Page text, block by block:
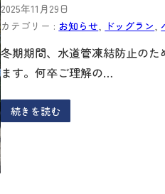
2025年11月29日
カテゴリー : お知らせ ドッグラン
冬期期間、水道管凍結防止の
ます。何卒ご理解の…
続きを読む